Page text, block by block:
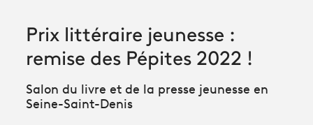
Participer et assister à une émission
Prix littéraire jeunesse :
remise des Pépites 2022 !
Salon du livre et de la presse jeunesse en
Seine-Saint-Denis